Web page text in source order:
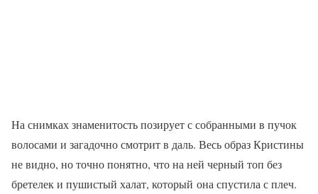
На снимках знаменитость позирует с собранными в пучок
волосами и загадочно смотрит в даль. Весь образ Кристины
не видно, но точно понятно, что на ней черный топ без
бретелек и пушистый халат, который она спустила с плеч.